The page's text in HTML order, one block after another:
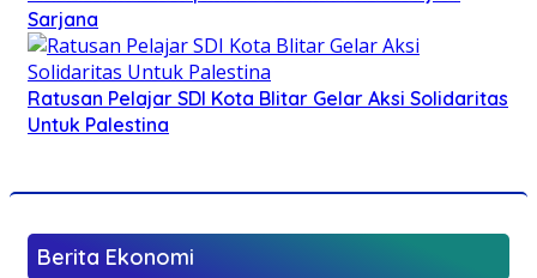
Sarjana
Ratusan Pelajar SDI Kota Blitar Gelar Aksi Solidaritas
Untuk Palestina
Berita Ekonomi